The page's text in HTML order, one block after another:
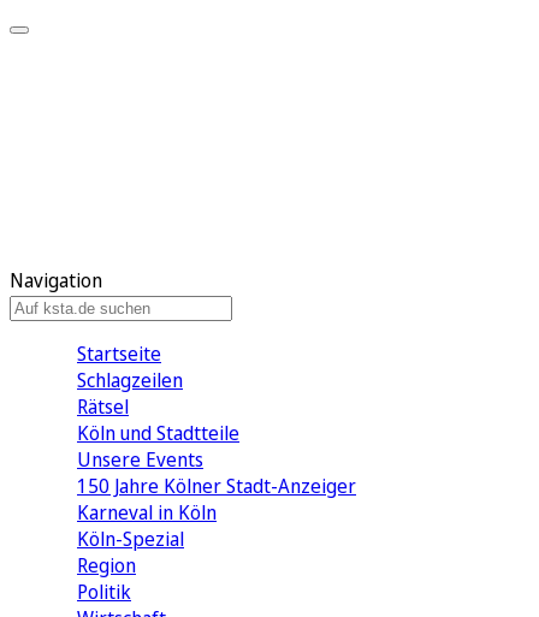
Navigation
Startseite
Schlagzeilen
Rätsel
Köln und Stadtteile
Unsere Events
150 Jahre Kölner Stadt-Anzeiger
Karneval in Köln
Köln-Spezial
Region
Politik